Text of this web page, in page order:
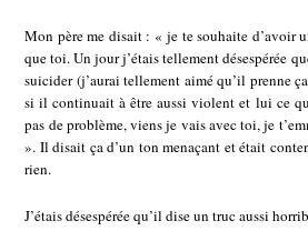
Mon père me disait : « je te souhaite d’avoir
que toi. Un jour j’étais tellement désespérée
suicider (j’aurai tellement aimé qu’il prenne
si il continuait à être aussi violent et lui ce
pas de problème, viens je vais avec toi, je
». Il disait ça d’un ton menaçant et était
rien.
J’étais désespérée qu’il dise un truc aussi